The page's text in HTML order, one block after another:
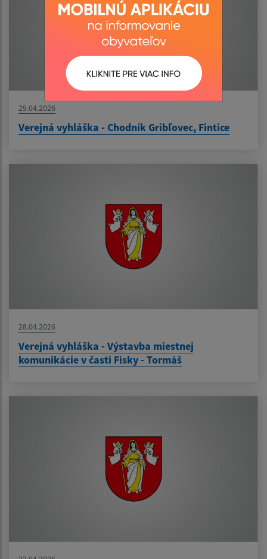
29.04.2026
Verejná vyhláška - Chodník Gribľovec, Fintice
28.04.2026
Verejná vyhláška - Výstavba miestnej
komunikácie v časti Fisky - Tormáš